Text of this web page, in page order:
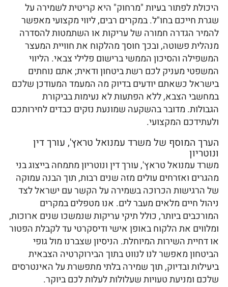
היכולת לפתור בעיות "מרחוק" היא קריטית לשמירה על
שגרת חייכם בחו"ל. במקרים רבים, ליווי מקצועי מאפשר
להמיר הגדרה חמורה של עריקות או השתמטות להסדרה
מנהלית פשוטה, ובכך חוסך מהלקוח את חוויית המעצר
המשפילה והסיכון הממשי ברישום פלילי צבאי. הליווי
המשפטי מעניק לכם רשת ביטחון ודאית; אתם נוחתים
בישראל כשאתם יודעים בדיוק מה המעמד המעודכן שלכם
במחשבי הצבא, ללא הפתעות לא נעימות בביקורת
הגבולות. מדובר בהשקעה שמונעת נזקים כבדים לחירותכם
ולעתידכם המקצועי.
הערך המוסף של משרד עמנואל טראץ', עורך דין
ונוטריון
משרד עמנואל טראץ', עורך דין ונוטריון מתמחה בייצוג בני
מהגרים ואזרחים עולים מזה שנים רבות, תוך הבנה עמוקה
של הרגישות הכרוכה בשמירה על הקשר עם ישראל לצד
ניהול חיים מלאים מעבר לים. אנו מטפלים במקרים
המורכבים ביותר, כולל תיקי עריקות שנמשכו שנים ארוכות,
ומלווים את הלקוח באופן אישי ודיסקרטי עד לקבלת הפטור
או דחיית השירות המיוחלת. הניסיון שצברנו מול גופי
הביטחון מאפשר לנו לנווט בתוך הבירוקרטיה הצבאית
ביעילות ובדיוק, תוך שמירה בלתי מתפשרת על האינטרסים
שלכם ומניעת טעויות שעלולות לעלות לכם ביוקר.